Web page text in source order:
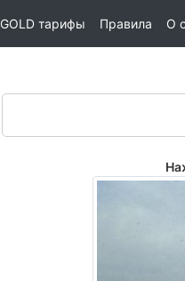
GOLD тарифы Правила О